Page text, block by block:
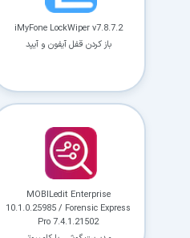
iMyFone LockWiper v7.8.7.2
باز کردن قفل آیفون و آیپد
MOBILedit Enterprise
10.1.0.25985 / Forensic Express
Pro 7.4.1.21502